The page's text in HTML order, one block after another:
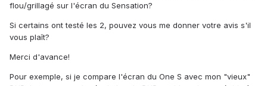
flou/grillagé sur l'écran du Sensation?
Si certains ont testé les 2, pouvez vous me donner votre avis s'il
vous plaît?
Merci d'avance!
Pour exemple, si je compare l'écran du One S avec mon "vieux"